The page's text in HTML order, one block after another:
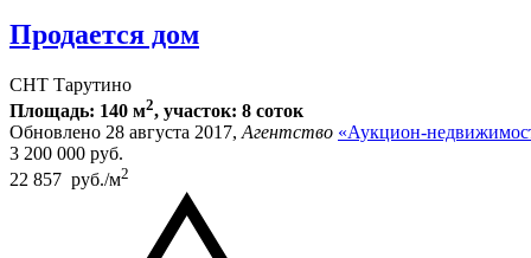
Продается дом
СНТ Тарутино
Площадь: 140 м2, участок: 8 соток
Обновлено 28 августа 2017,Агентство «Аукцион-
3 200 000 руб.
22 857 руб./м2